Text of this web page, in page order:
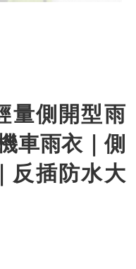
量側開型雨
車雨衣｜側
反插防水大